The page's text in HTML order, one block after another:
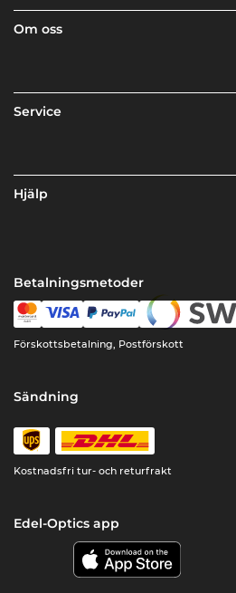
Om oss
Service
Hjälp
Betalningsmetoder
Förskottsbetalning, Postförskott
Sändning
Kostnadsfri tur- och returfrakt
Edel-Optics app